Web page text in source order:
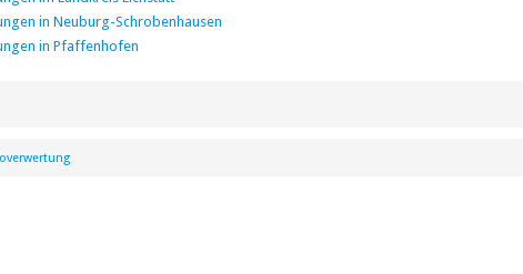
in Neuburg-Schrobenhausen
in Pfaffenhofen